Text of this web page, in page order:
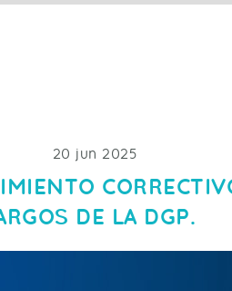
20 jun 2025
DE LA DGP.